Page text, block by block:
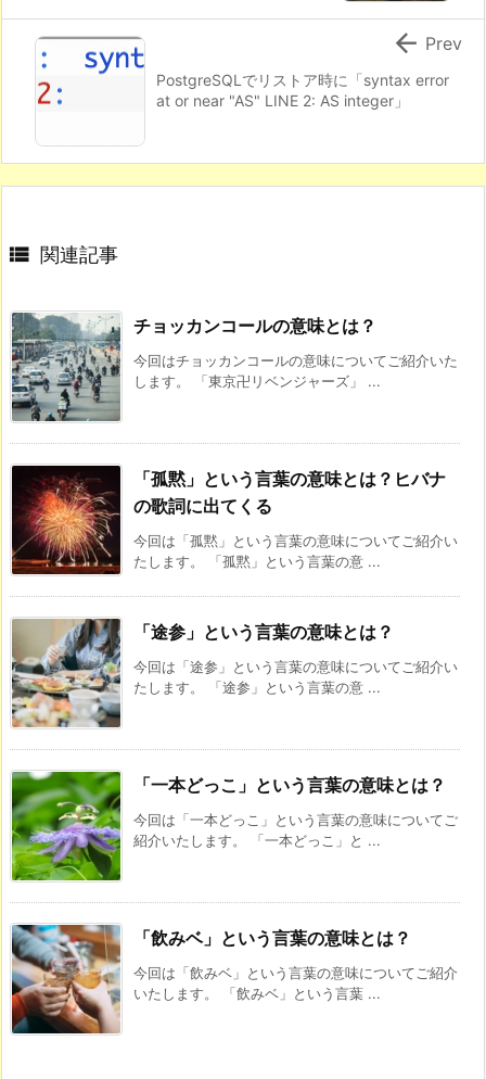
PostgreSQLでリストア時に「syntax error
at or near "AS" LINE 2: AS integer」
 Prev
 関連記事
チョッカンコールの意味とは？
今回はチョッカンコールの意味についてご紹介いた
します。 「東京卍リベンジャーズ」 ...
「孤黙」という言葉の意味とは？ヒバナ
の歌詞に出てくる
今回は「孤黙」という言葉の意味についてご紹介い
たします。 「孤黙」という言葉の意 ...
「途参」という言葉の意味とは？
今回は「途参」という言葉の意味についてご紹介い
たします。 「途参」という言葉の意 ...
「一本どっこ」という言葉の意味とは？
今回は「一本どっこ」という言葉の意味についてご
紹介いたします。 「一本どっこ」と ...
「飲みベ」という言葉の意味とは？
今回は「飲みベ」という言葉の意味についてご紹介
いたします。 「飲みベ」という言葉 ...